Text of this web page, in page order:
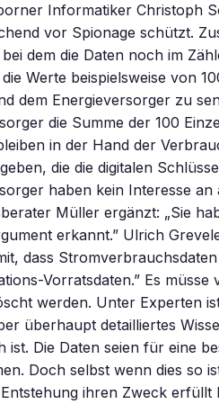
Informatiker Christoph
vor Spionage schützt.
dem die Daten noch im
Werte beispielsweise von
dem Energieversorger zu
die Summe der 100
in der Hand der
die die digitalen
haben kein Interesse
Müller ergänzt: „Sie
erkannt.” Ulrich
dass
Vorratsdaten.” Es
werden. Unter Experten
überhaupt detailliertes
ist. Die Daten seien für eine
Doch selbst wenn dies so
ihren Zweck